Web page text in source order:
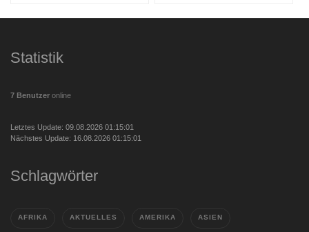
Statistik
7 Benutzer online
Letztes Update: 09.08.2026 01:15:01
Nächstes Update: 16.08.2026 01:15:01
Schlagwörter
AFRIKA AKTUELLES AMERIKA ASIEN